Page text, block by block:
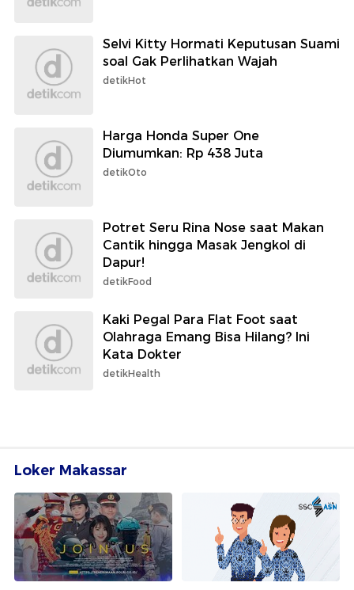
Selvi Kitty Hormati Keputusan Suami
soal Gak Perlihatkan Wajah
detikHot
Harga Honda Super One
Diumumkan: Rp 438 Juta
detikOto
Potret Seru Rina Nose saat Makan
Cantik hingga Masak Jengkol di
Dapur!
detikFood
Kaki Pegal Para Flat Foot saat
Olahraga Emang Bisa Hilang? Ini
Kata Dokter
detikHealth
Loker Makassar